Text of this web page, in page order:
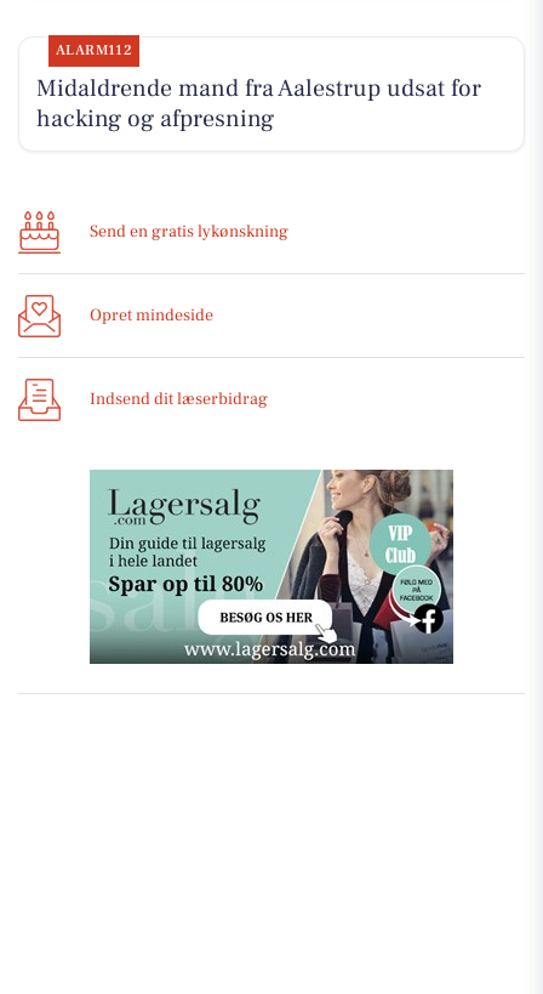
ALARM112
Midaldrende mand fra Aalestrup udsat for
hacking og afpresning
Send en gratis lykønskning
Opret mindeside
Indsend dit læserbidrag